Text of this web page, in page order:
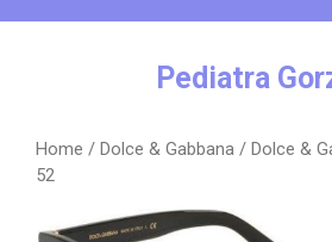
Pediatra
Home / Dolce & Gabbana / Dolce &
52